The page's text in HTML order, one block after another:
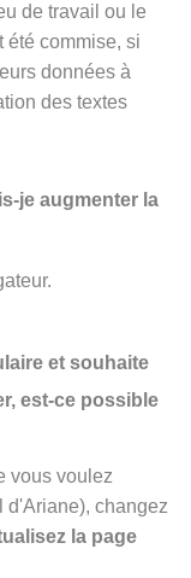
de travail ou le
été commise, si
données à
des textes
je augmenter la
et souhaite
est-ce possible
vous voulez
d'Ariane), changez
la page